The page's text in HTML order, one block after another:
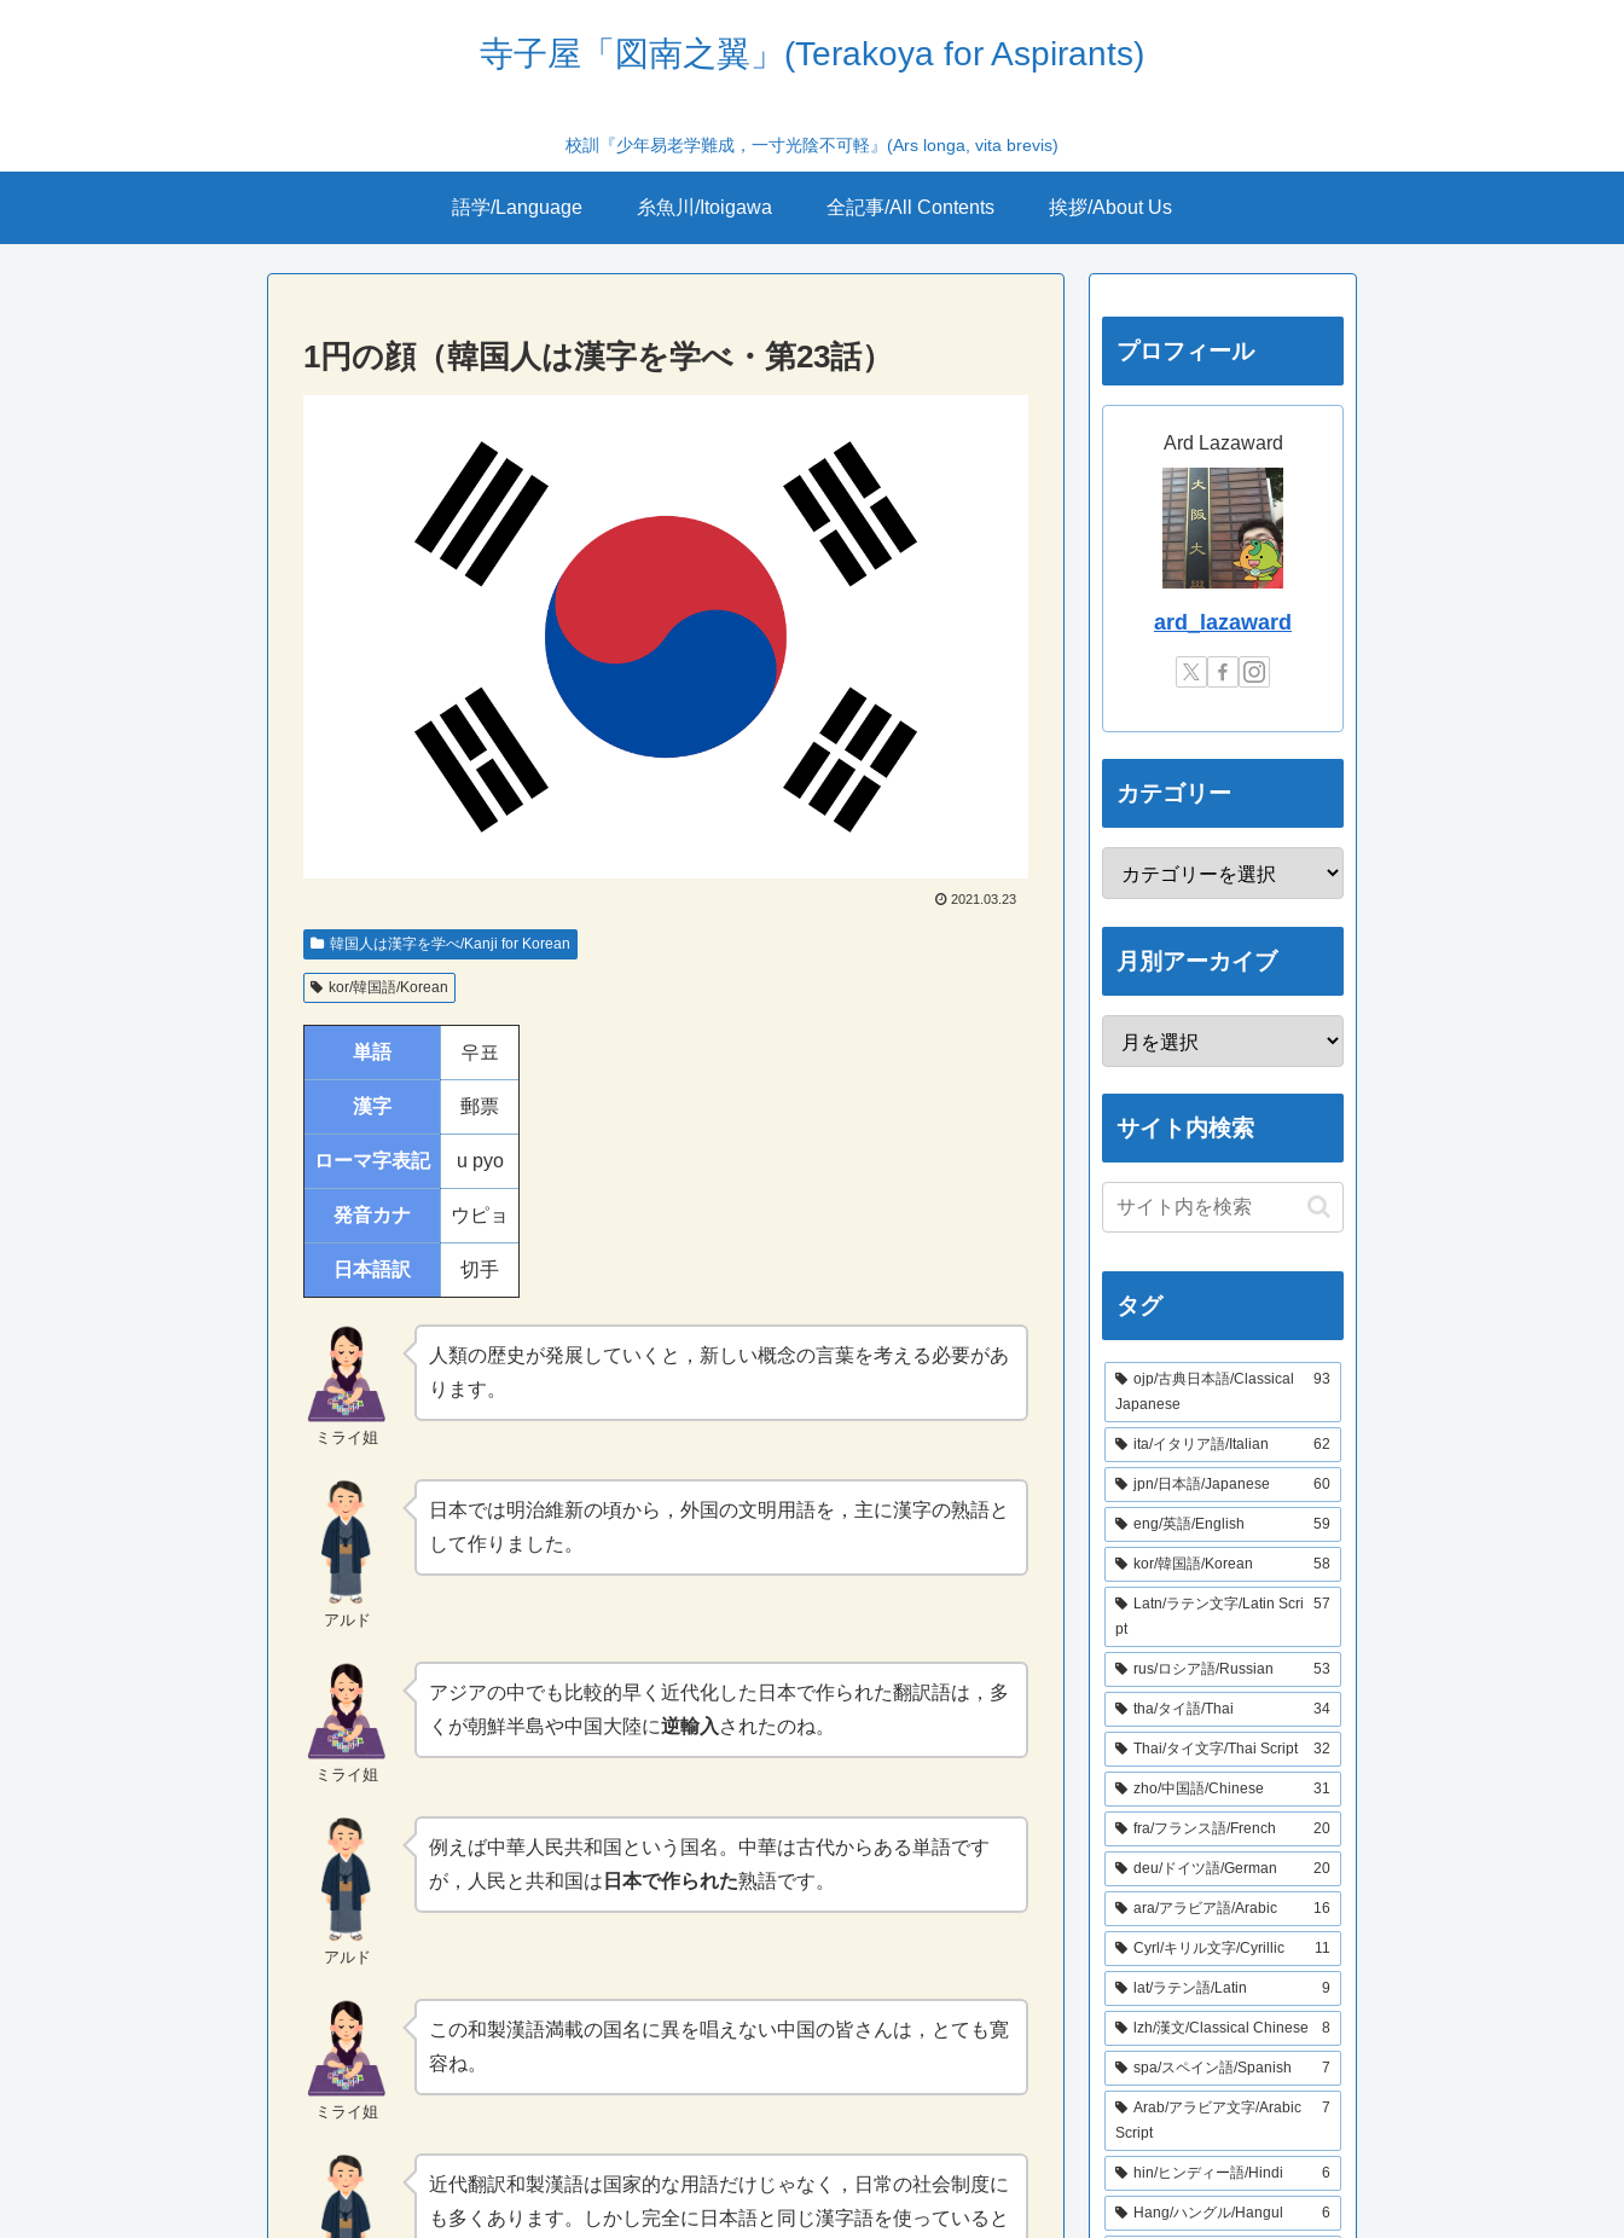
寺子屋「図南之翼」(Terakoya for Aspirants)
校訓『少年易老学難成，一寸光陰不可軽』(Ars longa, vita brevis)
語学/Language 糸魚川/Itoigawa 全記事/All Contents 挨拶/About Us
1円の顔（韓国人は漢字を学べ・第23話）
2021.03.23
韓国人は漢字を学べ/Kanji for Korean
kor/韓国語/Korean
単語 우표
漢字 郵票
ローマ字表記 u pyo
発音カナ ウピョ
日本語訳 切手
ミライ姐
人類の歴史が発展していくと，新しい概念の言葉を考える必要があ
ります。
アルド
日本では明治維新の頃から，外国の文明用語を，主に漢字の熟語と
して作りました。
ミライ姐
アジアの中でも比較的早く近代化した日本で作られた翻訳語は，多
くが朝鮮半島や中国大陸に逆輸入 されたのね。
アルド
例えば中華人民共和国という国名。中華は古代からある単語です
が，人民と共和国は 日本で作られた熟語です。
ミライ姐
この和製漢語満載の国名に異を唱えない中国の皆さんは，とても寛
容ね。
近代翻訳和製漢語は国家的な用語だけじゃなく，日常の社会制度に
も多くあります。しかし完全に日本語と同じ漢字語を使っていると
プロフィール
Ard Lazaward
ard_lazaward
カテゴリー
月別アーカイブ
サイト内検索
タグ
ojp/古典日本語/Classical
Japanese
93
ita/イタリア語/Italian 62
jpn/日本語/Japanese 60
eng/英語/English 59
kor/韓国語/Korean 58
Latn/ラテン文字/Latin Scri
pt
57
rus/ロシア語/Russian 53
tha/タイ語/Thai 34
Thai/タイ文字/Thai Script 32
zho/中国語/Chinese 31
fra/フランス語/French 20
deu/ドイツ語/German 20
ara/アラビア語/Arabic 16
Cyrl/キリル文字/Cyrillic 11
lat/ラテン語/Latin 9
lzh/漢文/Classical Chinese 8
spa/スペイン語/Spanish 7
Arab/アラビア文字/Arabic
Script
7
hin/ヒンディー語/Hindi 6
Hang/ハングル/Hangul 6